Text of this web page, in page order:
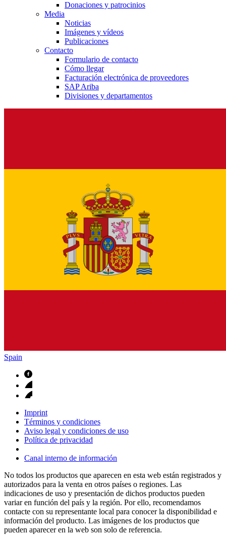
Donaciones y patrocinios
Media
Noticias
Imágenes y vídeos
Publicaciones
Contacto
Formulario de contacto
Cómo llegar
Facturación electrónica de proveedores
SAP Ariba
Divisiones y departamentos
Spain
Imprint
Términos y condiciones
Aviso legal y condiciones de uso
Política de privacidad
Canal interno de información
No todos los productos que aparecen en esta web están registrados y
autorizados para la venta en otros países o regiones. Las
indicaciones de uso y presentación de dichos productos pueden
variar en función del país y la región. Por ello, recomendamos
contacte con su representante local para conocer la disponibilidad e
información del producto. Las imágenes de los productos que
pueden aparecer en la web son solo de referencia.